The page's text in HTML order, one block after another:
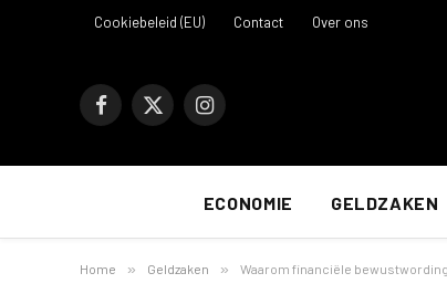
Cookiebeleid (EU) Contact Over ons
Facebook
X
Instagram
ECONOMIE GELDZAKEN
Home » Geldzaken » Waarom financiële